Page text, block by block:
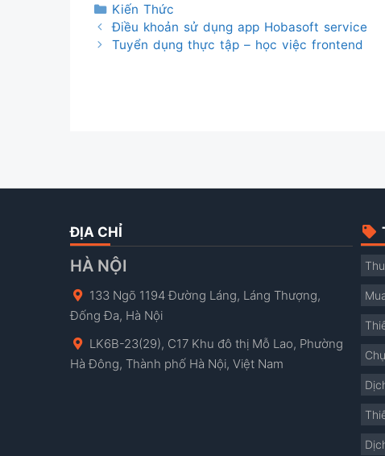
Danh
mục
Kiến Thức
Điều khoản sử dụng app Hobasoft service
Tuyển dụng thực tập – học việc frontend
ĐỊA CHỈ
HÀ NỘI
133 Ngõ 1194 Đường Láng, Láng Thượng,
Đống Đa, Hà Nội
LK6B-23(29), C17 Khu đô thị Mỗ Lao, Phường
Hà Đông, Thành phố Hà Nội, Việt Nam